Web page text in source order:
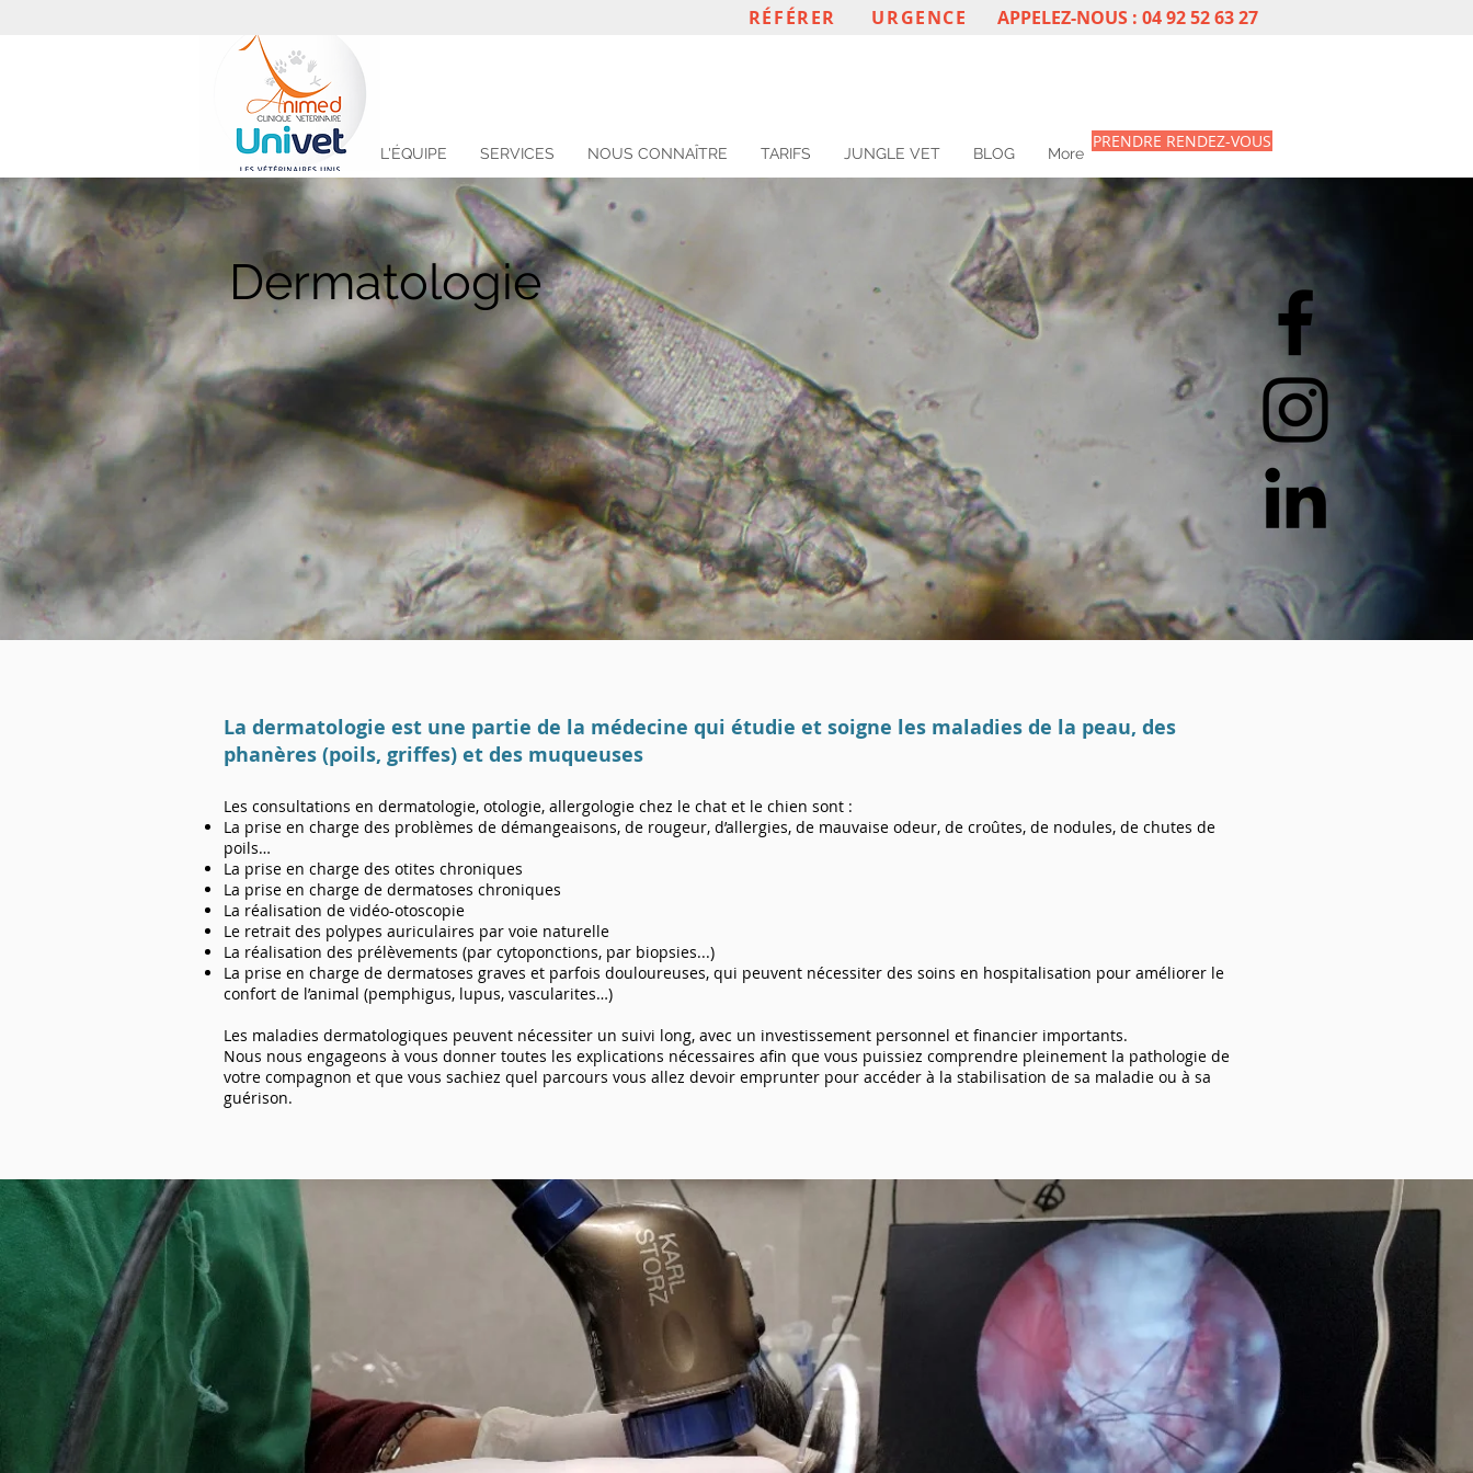
URGENCE
RÉFÉRER APPELEZ-NOUS : 04 92 52 63 27
L'ÉQUIPE SERVICES NOUS CONNAÎTRE TARIFS JUNGLE VET BLOG More
PRENDRE RENDEZ-VOUS
Dermatologie
La dermatologie est une partie de la médecine qui étudie et soigne les maladies de la peau, des
phanères (poils, griffes) et des muqueuses
Les consultations en dermatologie, otologie, allergologie chez le chat et le chien sont :
La prise en charge des problèmes de démangeaisons, de rougeur, d’allergies, de mauvaise odeur, de croûtes, de nodules, de chutes de
poils…
La prise en charge des otites chroniques
La prise en charge de dermatoses chroniques
La réalisation de vidéo-otoscopie
Le retrait des polypes auriculaires par voie naturelle
La réalisation des prélèvements (par cytoponctions, par biopsies...)
La prise en charge de dermatoses graves et parfois douloureuses, qui peuvent nécessiter des soins en hospitalisation pour améliorer le
confort de l’animal (pemphigus, lupus, vascularites…)
Les maladies dermatologiques peuvent nécessiter un suivi long, avec un investissement personnel et financier importants.
Nous nous engageons à vous donner toutes les explications nécessaires afin que vous puissiez comprendre pleinement la pathologie de
votre compagnon et que vous sachiez quel parcours vous allez devoir emprunter pour accéder à la stabilisation de sa maladie ou à sa
guérison.